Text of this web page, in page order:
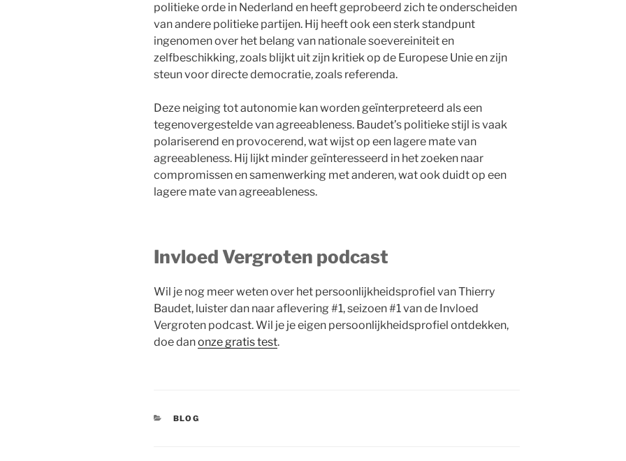
politieke orde in Nederland en heeft geprobeerd zich te onderscheiden
van andere politieke partijen. Hij heeft ook een sterk standpunt
ingenomen over het belang van nationale soevereiniteit en
zelfbeschikking, zoals blijkt uit zijn kritiek op de Europese Unie en zijn
steun voor directe democratie, zoals referenda.
Deze neiging tot autonomie kan worden geïnterpreteerd als een
tegenovergestelde van agreeableness. Baudet’s politieke stijl is vaak
polariserend en provocerend, wat wijst op een lagere mate van
agreeableness. Hij lijkt minder geïnteresseerd in het zoeken naar
compromissen en samenwerking met anderen, wat ook duidt op een
lagere mate van agreeableness.
Invloed Vergroten podcast
Wil je nog meer weten over het persoonlijkheidsprofiel van Thierry
Baudet, luister dan naar aflevering #1, seizoen #1 van de Invloed
Vergroten podcast. Wil je je eigen persoonlijkheidsprofiel ontdekken,
doe danonze gratis test.
CATEGORIEËN
BLOG